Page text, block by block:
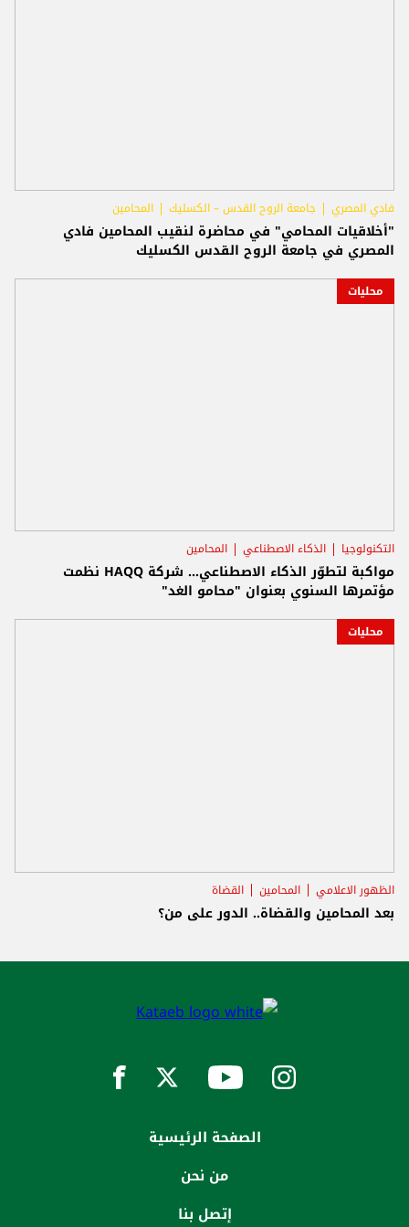
فادي المصري جامعة الروح القدس – الكسليك المحامين
"أخلاقيات المحامي" في محاضرة لنقيب المحامين فادي
المصري في جامعة الروح القدس الكسليك
محليات
التكنولوجيا الذكاء الاصطناعي المحامين
مواكبة لتطوّر الذكاء الاصطناعي... شركة HAQQ نظمت
مؤتمرها السنوي بعنوان "محامو الغد"
محليات
الظهور الاعلامي المحامين القضاة
بعد المحامين والقضاة.. الدور على من؟
الصفحة الرئيسية
من نحن
إتصل بنا